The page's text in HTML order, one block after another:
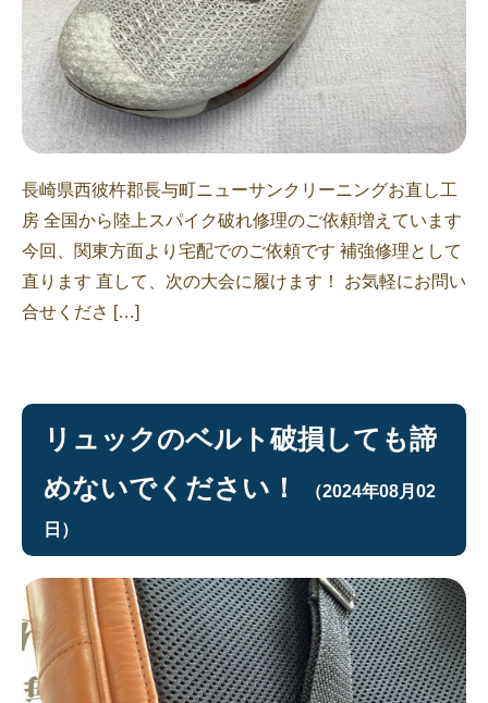
長崎県西彼杵郡長与町ニューサンクリーニングお直し工
房 全国から陸上スパイク破れ修理のご依頼増えています
今回、関東方面より宅配でのご依頼です 補強修理として
直ります 直して、次の大会に履けます！ お気軽にお問い
合せくださ […]
リュックのベルト破損しても諦
めないでください！
（2024年08月02
日）